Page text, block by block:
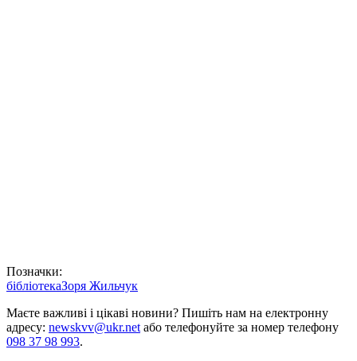
Позначки:
бібліотекаЗоря Жильчук
Маєте важливі і цікаві новини? Пишіть нам на електронну
адресу: newskvv@ukr.netабо телефонуйте за номер телефону
098 37 98 993.